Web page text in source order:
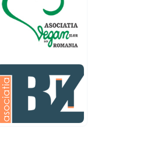
educatia si cresterea
ei, am fost o mama
egoista, preocupata
de implinirea
profesionala, cand ea
era mica am neglijat-
agresiva, orice
greseala era taxata cu
o palma sau pedepse.
De 4 ani am o relatie
serioasa cu un barbat